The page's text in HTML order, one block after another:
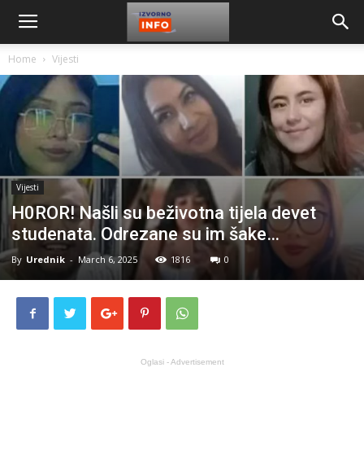
Home Vijesti
Vijesti
H0ROR! Našli su beživotna tijela devet
studenata. Odrezane su im šake…
By Urednik - March 6, 2025 1816 0
Oglasi - Advertisement